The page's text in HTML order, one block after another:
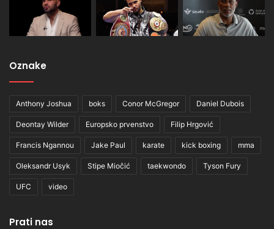
Oznake
Anthony Joshua boks Conor McGregor Daniel Dubois
Deontay Wilder Europsko prvenstvo Filip Hrgović
Francis Ngannou Jake Paul karate kick boxing mma
Oleksandr Usyk Stipe Miočić taekwondo Tyson Fury
UFC video
Prati nas